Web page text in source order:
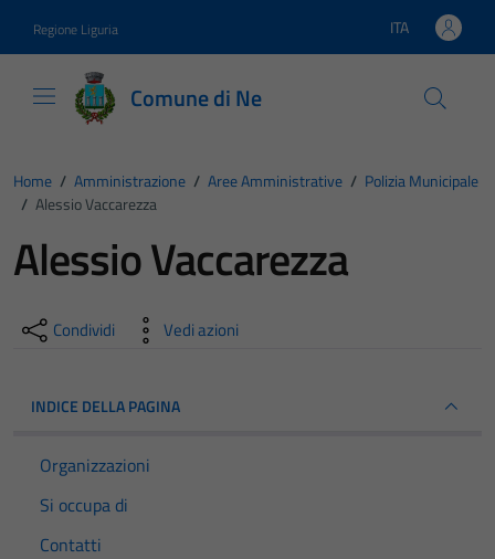
Regione Liguria Lingua attiva:
ITA
Comune di Ne
Home / Amministrazione / Aree Amministrative / Polizia Municipale
/ Alessio Vaccarezza
Alessio Vaccarezza
Condividi Vedi azioni
INDICE DELLA PAGINA
Organizzazioni
Si occupa di
Contatti